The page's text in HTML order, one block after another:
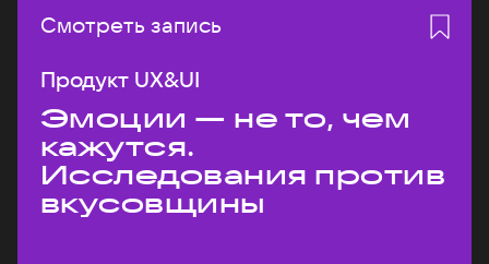
Смотреть запись
Продукт UX&UI
Эмоции — не то, чем
кажутся.
Исследования против
вкусовщины